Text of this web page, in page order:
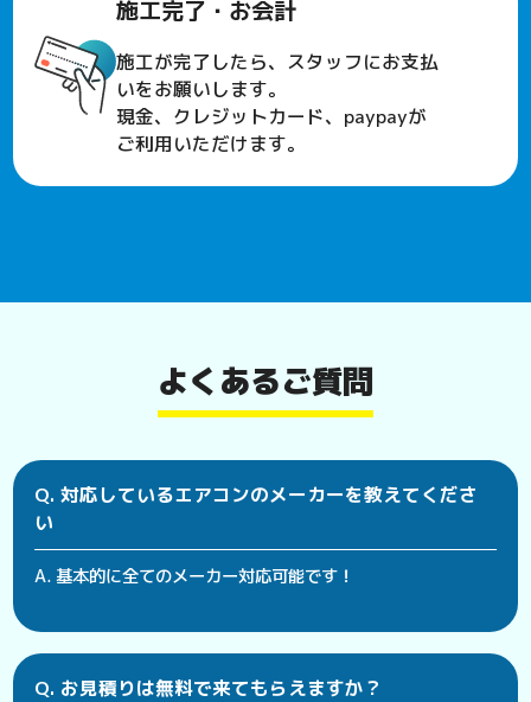
施工完了・お会計
施工が完了したら、スタッフにお支払
いをお願いします。
現金、クレジットカード、paypayが
ご利用いただけます。
よくあるご質問
Q. 対応しているエアコンのメーカーを教えてくださ
い
A. 基本的に全てのメーカー対応可能です！
Q. お見積りは無料で来てもらえますか？